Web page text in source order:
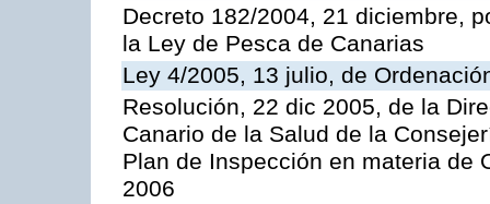
Decreto 182/2004, 21 diciembre,
la Ley de Pesca de Canarias
Ley 4/2005, 13 julio, de
Resolución, 22 dic 2005, de la
Canario de la Salud de la
Plan de Inspección en materia de
2006